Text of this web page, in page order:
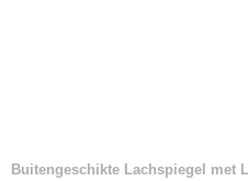
Buitengeschikte Lachspiegel met